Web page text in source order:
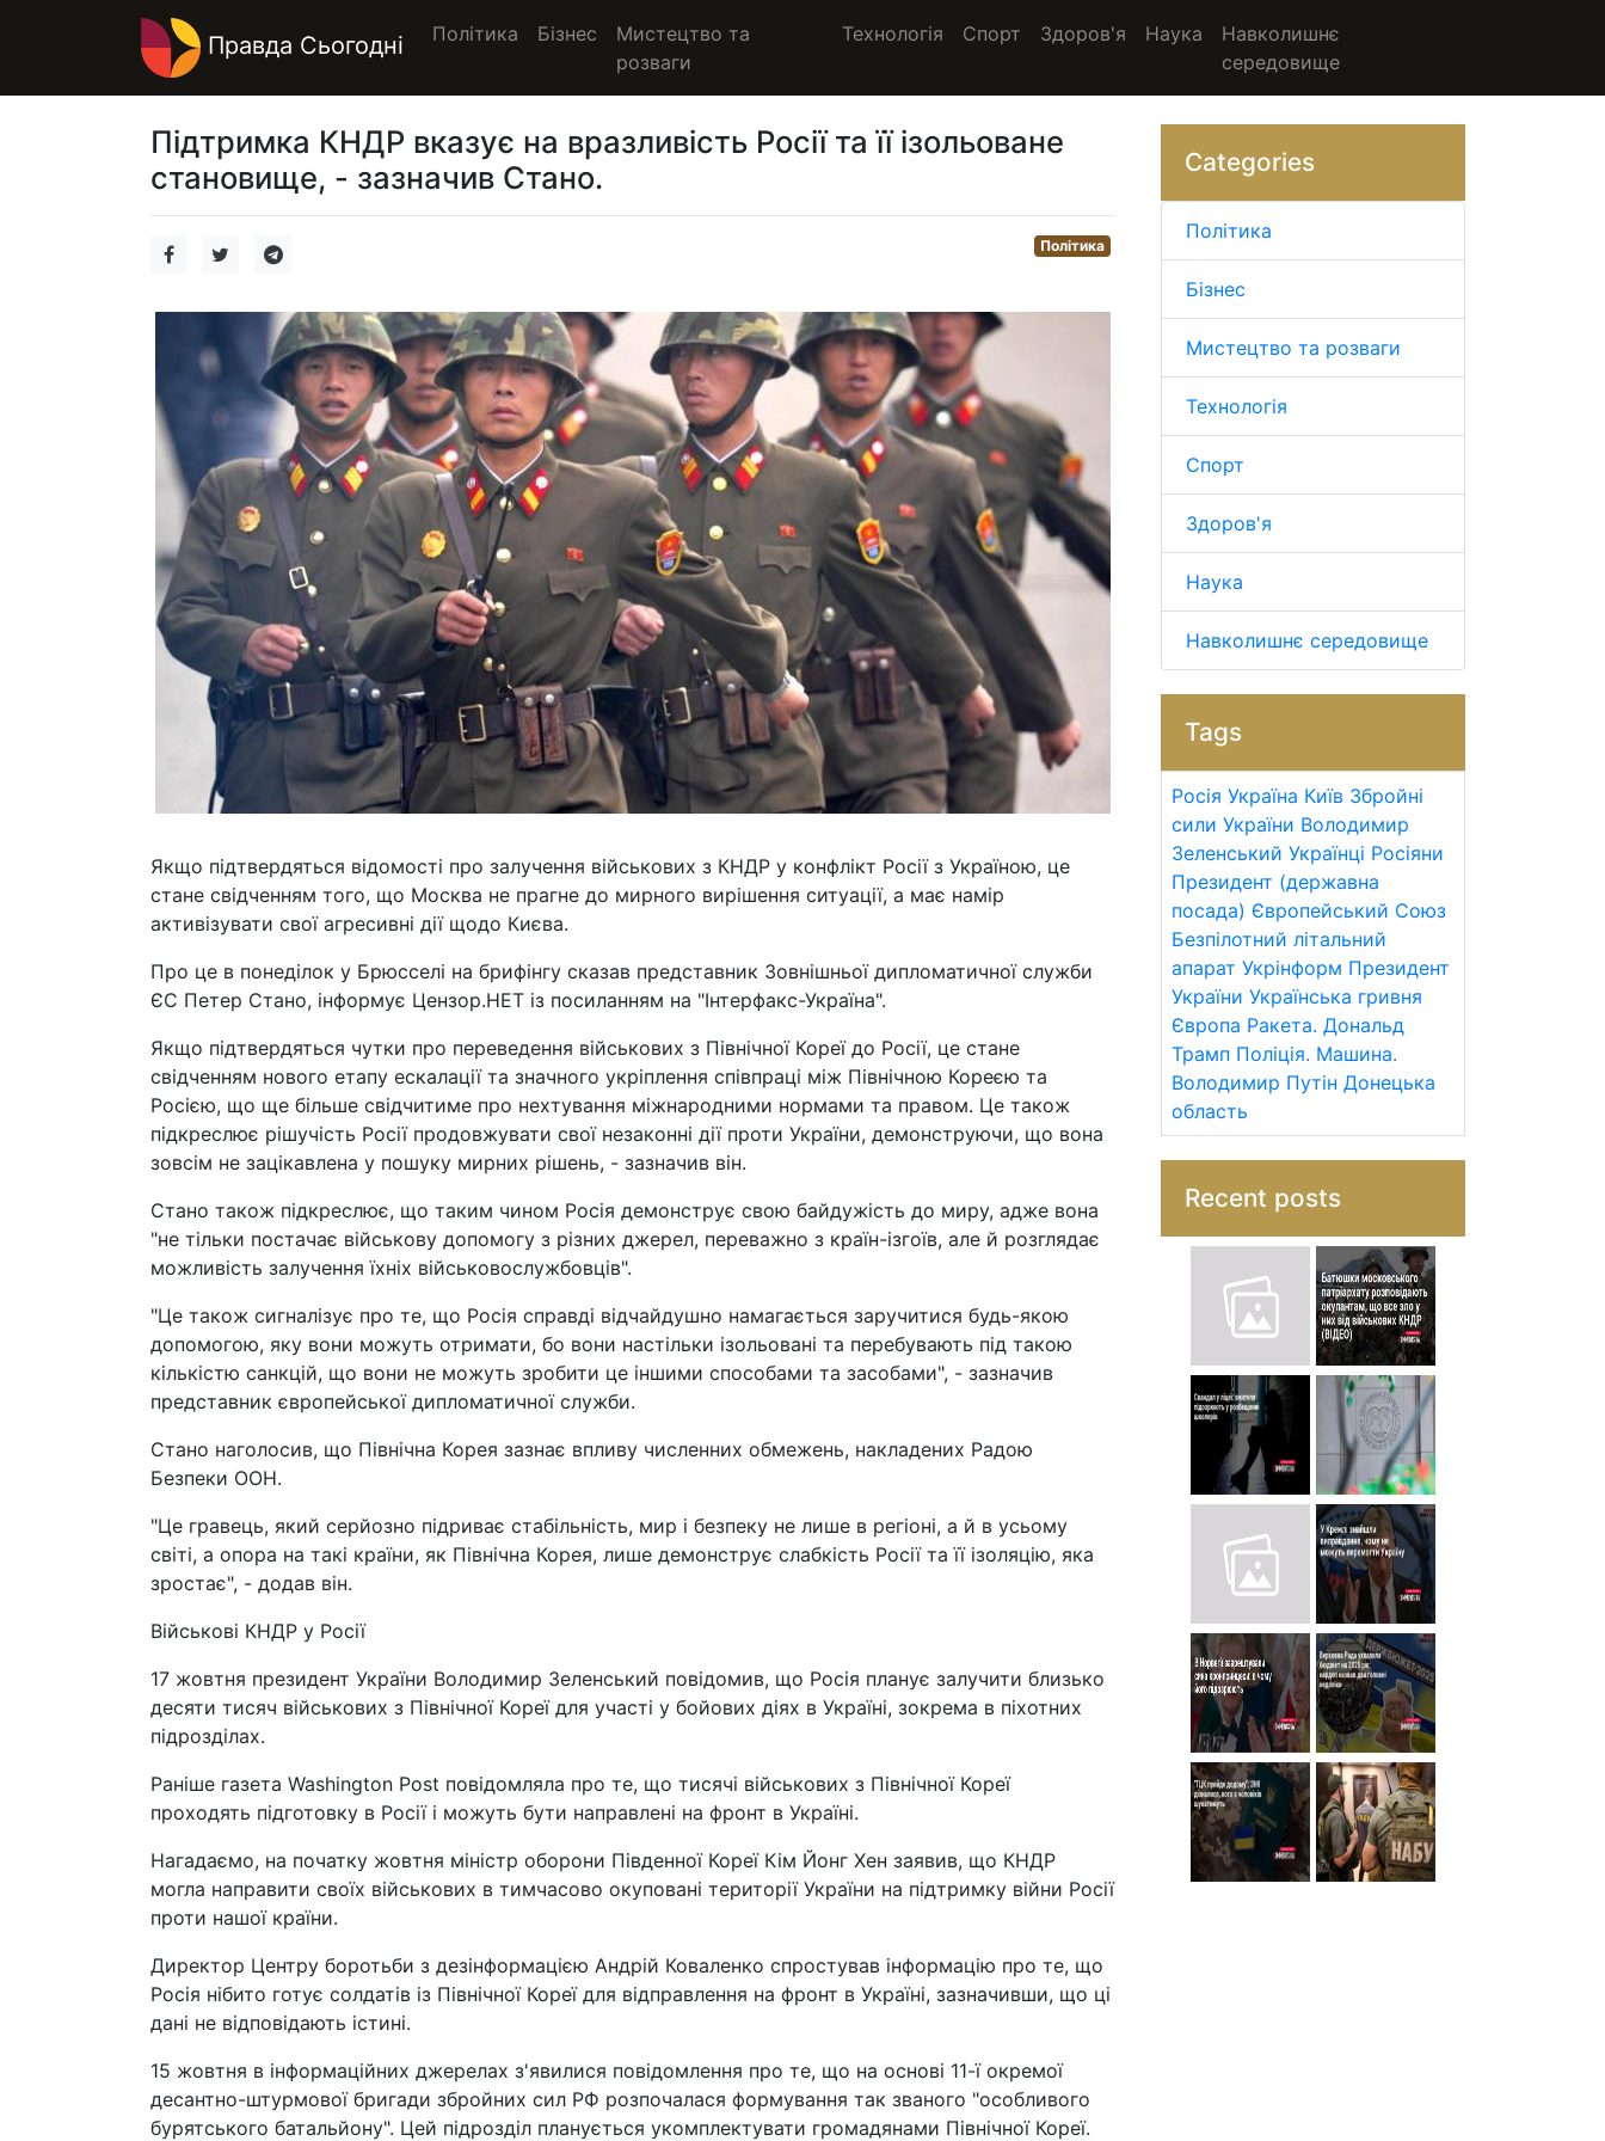
Правда Сьогодні Політика Бізнес
Мистецтво та
розваги
Технологія Спорт Здоров'я Наука
Навколишнє
середовище
Підтримка КНДР вказує на вразливість Росії та її ізольоване
становище, - зазначив Стано.
Політика
Якщо підтвердяться відомості про залучення військових з КНДР у конфлікт Росії з Україною, це
стане свідченням того, що Москва не прагне до мирного вирішення ситуації, а має намір
активізувати свої агресивні дії щодо Києва.
Про це в понеділок у Брюсселі на брифінгу сказав представник Зовнішньої дипломатичної служби
ЄС Петер Стано, інформує Цензор.НЕТ із посиланням на "Інтерфакс-Україна".
Якщо підтвердяться чутки про переведення військових з Північної Кореї до Росії, це стане
свідченням нового етапу ескалації та значного укріплення співпраці між Північною Кореєю та
Росією, що ще більше свідчитиме про нехтування міжнародними нормами та правом. Це також
підкреслює рішучість Росії продовжувати свої незаконні дії проти України, демонструючи, що вона
зовсім не зацікавлена у пошуку мирних рішень, - зазначив він.
Стано також підкреслює, що таким чином Росія демонструє свою байдужість до миру, адже вона
"не тільки постачає військову допомогу з різних джерел, переважно з країн-ізгоїв, але й розглядає
можливість залучення їхніх військовослужбовців".
"Це також сигналізує про те, що Росія справді відчайдушно намагається заручитися будь-якою
допомогою, яку вони можуть отримати, бо вони настільки ізольовані та перебувають під такою
кількістю санкцій, що вони не можуть зробити це іншими способами та засобами", - зазначив
представник європейської дипломатичної служби.
Стано наголосив, що Північна Корея зазнає впливу численних обмежень, накладених Радою
Безпеки ООН.
"Це гравець, який серйозно підриває стабільність, мир і безпеку не лише в регіоні, а й в усьому
світі, а опора на такі країни, як Північна Корея, лише демонструє слабкість Росії та її ізоляцію, яка
зростає", - додав він.
Військові КНДР у Росії
17 жовтня президент України Володимир Зеленський повідомив, що Росія планує залучити близько
десяти тисяч військових з Північної Кореї для участі у бойових діях в Україні, зокрема в піхотних
підрозділах.
Раніше газета Washington Post повідомляла про те, що тисячі військових з Північної Кореї
проходять підготовку в Росії і можуть бути направлені на фронт в Україні.
Нагадаємо, на початку жовтня міністр оборони Південної Кореї Кім Йонг Хен заявив, що КНДР
могла направити своїх військових в тимчасово окуповані території України на підтримку війни Росії
проти нашої країни.
Директор Центру боротьби з дезінформацією Андрій Коваленко спростував інформацію про те, що
Росія нібито готує солдатів із Північної Кореї для відправлення на фронт в Україні, зазначивши, що ці
дані не відповідають істині.
15 жовтня в інформаційних джерелах з'явилися повідомлення про те, що на основі 11-ї окремої
десантно-штурмової бригади збройних сил РФ розпочалася формування так званого "особливого
бурятського батальйону". Цей підрозділ планується укомплектувати громадянами Північної Кореї.
Categories
Політика
Бізнес
Мистецтво та розваги
Технологія
Спорт
Здоров'я
Наука
Навколишнє середовище
Tags
Росія Україна Київ Збройні
сили України Володимир
Зеленський Українці Росіяни
Президент (державна
посада) Європейський Союз
Безпілотний літальний
апарат Укрінформ Президент
України Українська гривня
Європа Ракета. Дональд
Трамп Поліція. Машина.
Володимир Путін Донецька
область
Recent posts